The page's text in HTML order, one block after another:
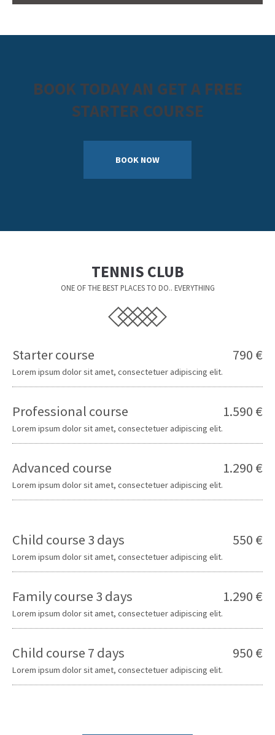
BOOK TODAY AN GET A FREE
STARTER COURSE
BOOK NOW
TENNIS CLUB
ONE OF THE BEST PLACES TO DO.. EVERYTHING
Starter course 790 €
Lorem ipsum dolor sit amet, consectetuer adipiscing elit.
Professional course 1.590 €
Lorem ipsum dolor sit amet, consectetuer adipiscing elit.
Advanced course 1.290 €
Lorem ipsum dolor sit amet, consectetuer adipiscing elit.
Child course 3 days 550 €
Lorem ipsum dolor sit amet, consectetuer adipiscing elit.
Family course 3 days 1.290 €
Lorem ipsum dolor sit amet, consectetuer adipiscing elit.
Child course 7 days 950 €
Lorem ipsum dolor sit amet, consectetuer adipiscing elit.